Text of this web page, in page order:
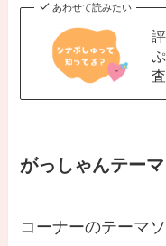
あわせて読みたい
査
がっしゃんテー
コーナーのテーマ